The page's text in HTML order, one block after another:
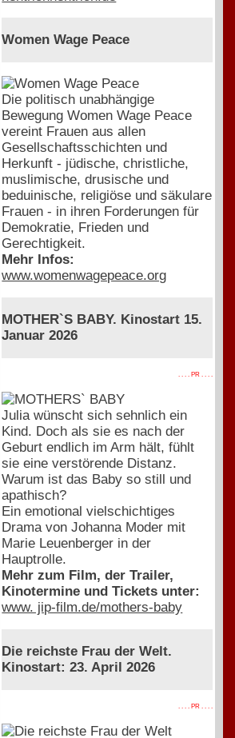
Women Wage Peace
Die politisch unabhängige
Bewegung Women Wage Peace
vereint Frauen aus allen
Gesellschaftsschichten und
Herkunft - jüdische, christliche,
muslimische, drusische und
beduinische, religiöse und säkulare
Frauen - in ihren Forderungen für
Demokratie, Frieden und
Gerechtigkeit.
Mehr Infos:
www.womenwagepeace.org
MOTHER`S BABY. Kinostart 15.
Januar 2026
. . . . PR . . . .
Julia wünscht sich sehnlich ein
Kind. Doch als sie es nach der
Geburt endlich im Arm hält, fühlt
sie eine verstörende Distanz.
Warum ist das Baby so still und
apathisch?
Ein emotional vielschichtiges
Drama von Johanna Moder mit
Marie Leuenberger in der
Hauptrolle.
Mehr zum Film, der Trailer,
Kinotermine und Tickets unter:
www. jip-film.de/mothers-baby
Die reichste Frau der Welt.
Kinostart: 23. April 2026
. . . . PR . . . .